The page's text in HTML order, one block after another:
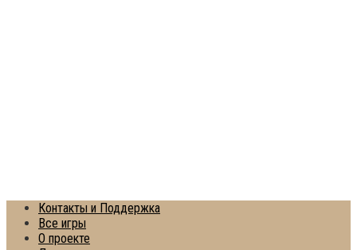
Контакты и Поддержка
Все игры
О проекте